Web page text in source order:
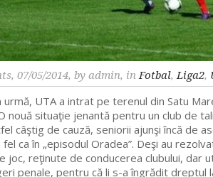
, 07/05/2014, by admin, inFotbal,Liga2,
urmă, UTA a intrat pe terenul din Satu
nouă situaţie jenantă pentru un club de
câştig de cauză, seniorii ajunşi încă de
fel ca în „episodul Oradea”. Deşi au
joc, reţinute de conducerea clubului, dar
penale, pentru că li s-a îngrădit dreptul